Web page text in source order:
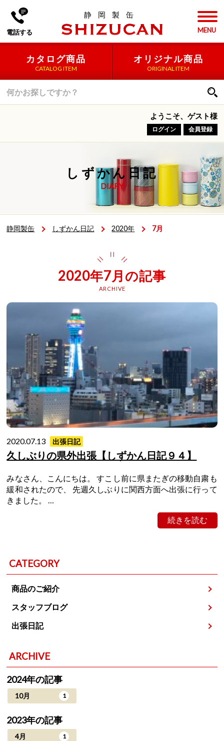
静岡製缶
カタログ商品
CATALOG ITEM
オリジナル商品
ORIGINAL ITEM
ようこそ、ゲスト様
ログイン 会員登録
しずかん日記
DIARY
静岡製缶 しずかん日記 2020年 7月
2020年7月の記事
ARCHIVE
2020.07.13 出張日記
久しぶりの県外出張【しずかん日記９４】
みなさん、こんにちは。 すこし前に県またぎの移動自粛も
緩和されたので、 先週久しぶりに関西方面へ出張に行って
きました。 …
続きを読む
CATEGORY
商品のご紹介
スタッフブログ
出張日記
ARCHIVE
2024年の記事
10月 1
2023年の記事
4月 1